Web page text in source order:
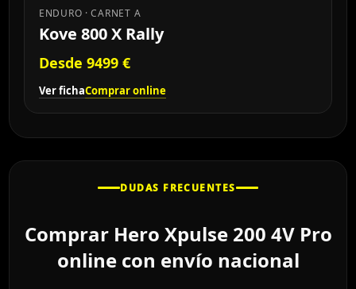
ENDURO · CARNET A
Kove 800 X Rally
Desde 9499 €
Ver fichaComprar online
DUDAS FRECUENTES
Comprar Hero Xpulse 200 4V Pro
online con envío nacional